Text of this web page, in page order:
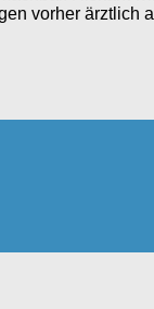
vorher ärztlich